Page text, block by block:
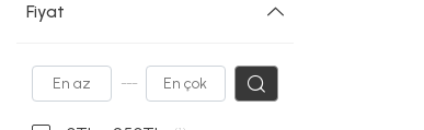
Fiyat
---